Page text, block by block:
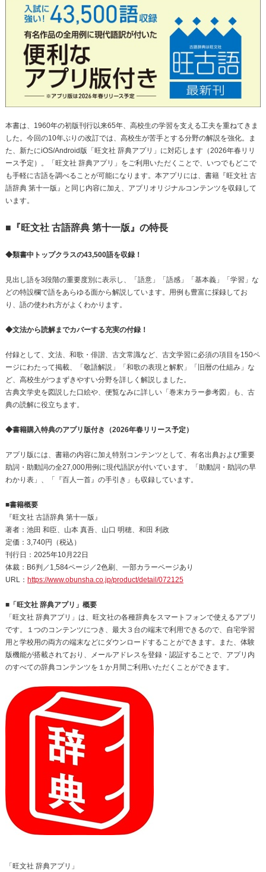
本書は、1960年の初版刊行以来65年、高校生の学習を支える工夫を重ねてきま
した。今回の10年ぶりの改訂では、高校生が苦手とする分野の解説を強化。ま
た、新たにiOS/Android版「旺文社 辞典アプリ」に対応します（2026年春リリ
ース予定）。「旺文社 辞典アプリ」をご利用いただくことで、いつでもどこで
も手軽に古語を調べることが可能になります。本アプリには、書籍『旺文社 古
語辞典 第十一版』と同じ内容に加え、アプリオリジナルコンテンツを収録して
います。
■『旺文社 古語辞典 第十一版』の特長
◆類書中トップクラスの43,500語を収録！
見出し語を3段階の重要度別に表示し、「語意」「語感」「基本義」「学習」な
どの特設欄で語をあらゆる面から解説しています。用例も豊富に採録してお
り、語の使われ方がよくわかります。
◆文法から読解までカバーする充実の付録！
付録として、文法、和歌・俳諧、古文常識など、古文学習に必須の項目を150ペ
ージにわたって掲載、「敬語解説」「和歌の表現と解釈」「旧暦の仕組み」な
ど、高校生がつまずきやすい分野を詳しく解説しました。
古典文学史を図説した口絵や、便覧なみに詳しい「巻末カラー参考図」も、古
典の読解に役立ちます。
◆書籍購入特典のアプリ版付き（2026年春リリース予定）
アプリ版には、書籍の内容に加え特別コンテンツとして、有名出典および重要
助詞・助動詞の全27,000用例に現代語訳が付いています。「助動詞・助詞の早
わかり表」、「『百人一首』の手引き」も収録しています。
■書籍概要
『旺文社 古語辞典 第十一版』
著者：池田 和臣、山本 真吾、山口 明穂、和田 利政
定価：3,740円（税込）
刊行日：2025年10月22日
体裁：B6判／1,584ページ／2色刷、一部カラーページあり
URL： https://www.obunsha.co.jp/product/detail/072125
■「旺文社 辞典アプリ」概要
「旺文社 辞典アプリ」は、旺文社の各種辞典をスマートフォンで使えるアプリ
です。１つのコンテンツにつき、最大３台の端末で利用できるので、自宅学習
用と学校用の両方の端末などにダウンロードすることができます。また、体験
版機能が搭載されており、メールアドレスを登録・認証することで、アプリ内
のすべての辞典コンテンツを１か月間ご利用いただくことができます。
「旺文社 辞典アプリ」